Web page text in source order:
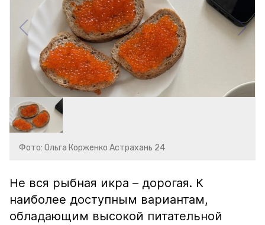
Фото: Ольга Корженко Астрахань 24
Не вся рыбная икра – дорогая. К
наиболее доступным вариантам,
обладающим высокой питательной